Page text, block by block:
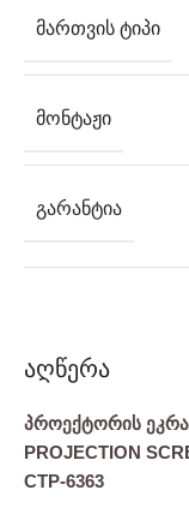
აღწერა
პროექტორის
PROJECTION
CTP-6363
ᲛᲐᲠᲗᲕᲘᲡ ᲢᲘᲞᲘ
ᲛᲝᲜᲢᲐᲟᲘ
ᲒᲐᲠᲐᲜᲢᲘᲐ